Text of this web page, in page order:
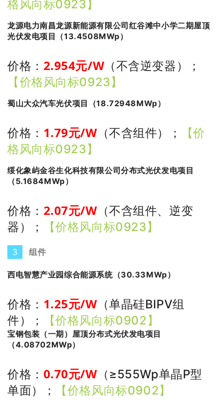
格风向标0923】
龙源电力南昌龙源新能源有限公司红谷滩中小学二期屋顶
光伏发电项目（13.4508MWp）
价格： 2.954元/W （不含逆变器）
；
【价格风向标0923】
蜀山大众汽车光伏项目（18.72948MWp）
价格： 1.79元/W （不含组件） ；
【价
格风向标0923】
绥化象屿金谷生化科技有限公司分布式光伏发电项目
（5.1684MWp）
价格： 2.07元/W （不含组件、逆变
器）
； 【价格风向标0923】
3 组件
西电智慧产业园综合能源系统（30.33MWp）
价格： 1.25元/W （单晶硅BIPV组
件）
； 【价格风向标0902】
宝钢包装（一期）屋顶分布式光伏发电项目
（4.08702MWp）
价格： 0.70元/W （≥555Wp单晶P型
单面）
； 【价格风向标0902】